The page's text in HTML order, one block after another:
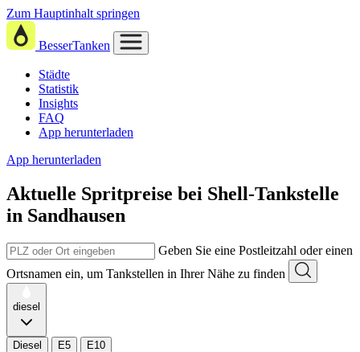
Zum Hauptinhalt springen
BesserTanken
Städte
Statistik
Insights
FAQ
App herunterladen
App herunterladen
Aktuelle Spritpreise bei Shell-Tankstelle
in Sandhausen
Geben Sie eine Postleitzahl oder einen
Ortsnamen ein, um Tankstellen in Ihrer Nähe zu finden
diesel
Diesel E5 E10